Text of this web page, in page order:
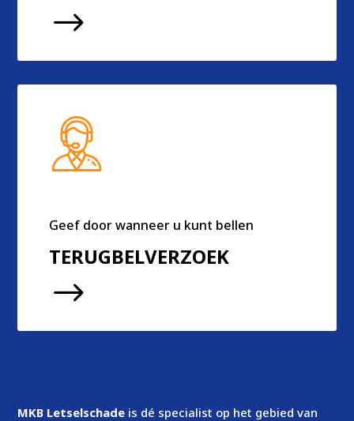
$
Geef door wanneer u kunt bellen
TERUGBELVERZOEK
$
MKB Letselschade is dé specialist op het gebied van